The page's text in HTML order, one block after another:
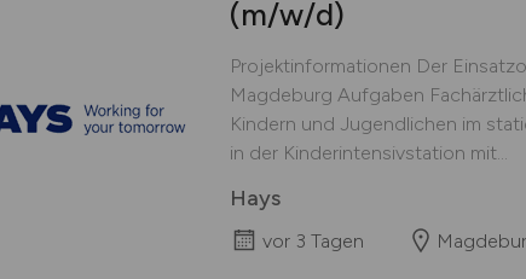
(m/w/d)
Projektinformationen Der
Magdeburg Aufgaben
Kindern und Jugendlichen im
in der Kinderintensivstation mit...
Hays
vor 3 Tagen